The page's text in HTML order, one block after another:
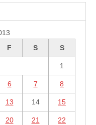
F S S
1
6 7 8
13 14 15
20 21 22